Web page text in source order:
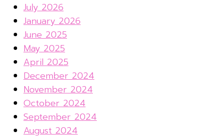
July 2026
January 2026
June 2025
May 2025
April 2025
December 2024
November 2024
October 2024
September 2024
August 2024